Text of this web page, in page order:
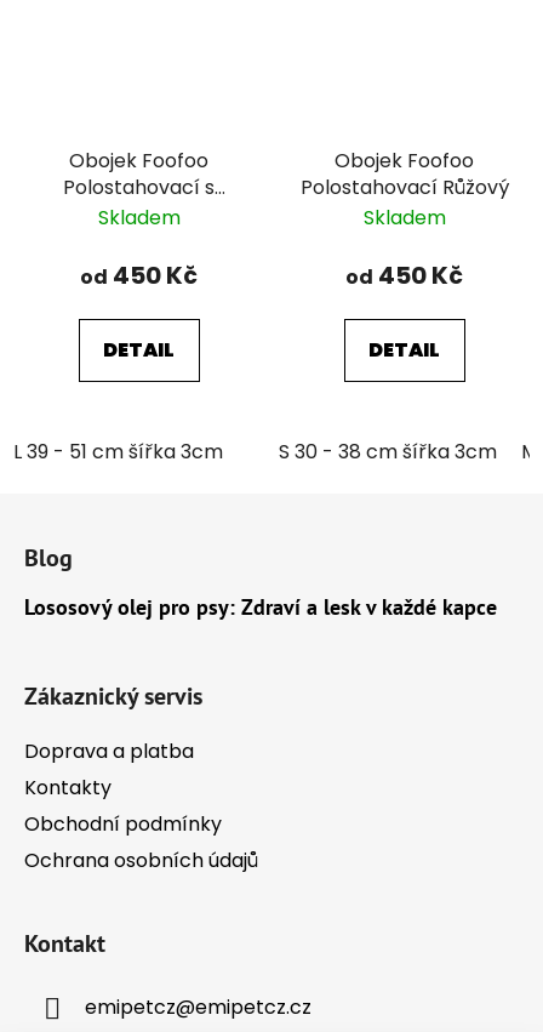
Obojek Foofoo
Polostahovací s
řetízkem - Green I.
Skladem
od 450 Kč
DETAIL
L 39 - 51 cm šířka 3cm
Obojek Foofoo
Polostahovací Růžový
Skladem
od 450 Kč
DETAIL
S 30 - 38 cm šířka 3cm
Blog
Lososový olej pro psy: Zdraví a lesk v každé kapce
Zákaznický servis
Doprava a platba
Kontakty
Obchodní podmínky
Ochrana osobních údajů
Kontakt
emipetcz@emipetcz.cz